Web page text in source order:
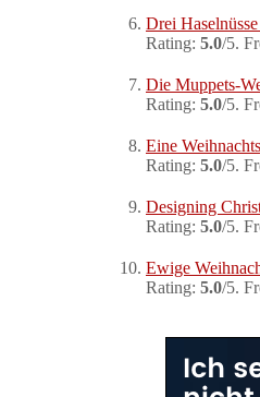
Drei
Rating: 5.0/5.
Die Muppets-
Rating: 5.0/5.
Eine
Rating: 5.0/5.
Designing
Rating: 5.0/5.
Ewige
Rating: 5.0/5.